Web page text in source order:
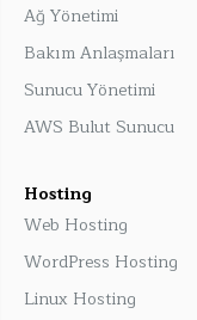
Ağ Yönetimi
Bakım Anlaşmaları
Sunucu Yönetimi
AWS Bulut Sunucu
Hosting
Web Hosting
WordPress Hosting
Linux Hosting